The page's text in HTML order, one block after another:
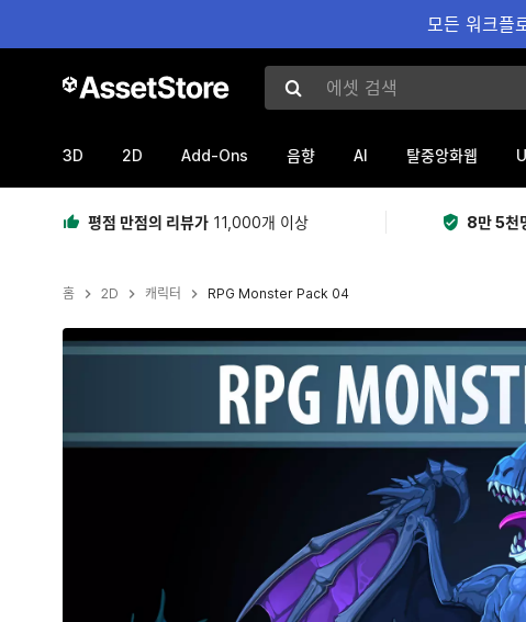
모든 워크플
에셋 검색
3D 2D Add-Ons 음향 AI 탈중앙화웹
평점 만점의 리뷰가 11,000개 이상 8만 5천
홈 2D 캐릭터 RPG Monster Pack 04
현재 슬라이드: 1 / 2